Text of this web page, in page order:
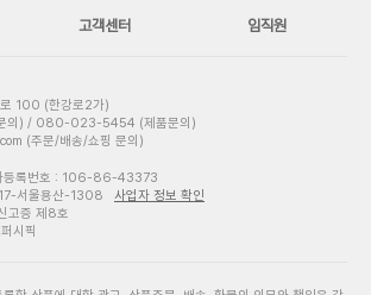
고객센터 임직원
로 100 (한강로2가)
) / 080-023-5454 (제품문의)
(주문/배송/쇼핑 문의)
등록번호 : 106-86-43373
서울용산-1308
사업자 정보 확인
고증 제8호
시픽